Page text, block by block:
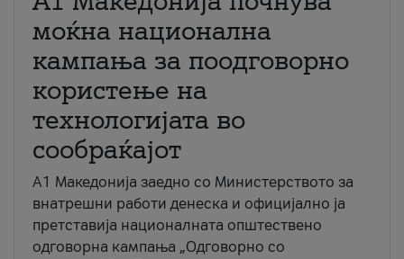
моќна национална
кампања за поодговорно
користење на
технологијата во
сообраќајот
A1 Македонија заедно со Министерството за
внатрешни работи денеска и официјално ја
претставија националната општествено
одговорна кампања „Одговорно со